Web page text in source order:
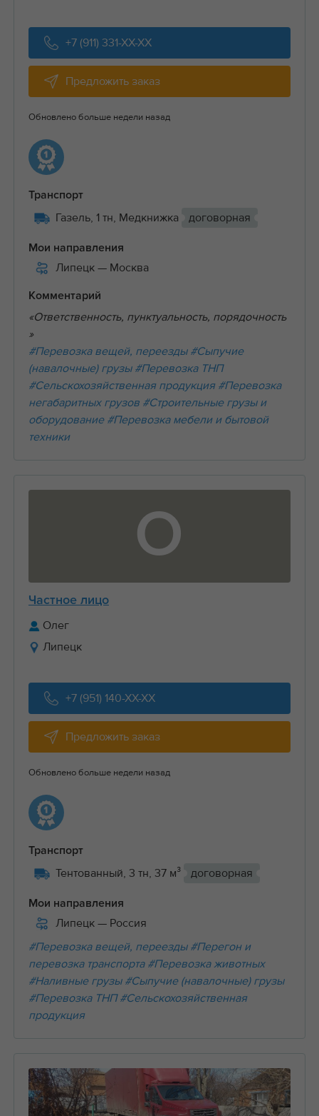
+7 (911) 331-XX-XX
Предложить заказ
Обновлено больше недели назад
Транспорт
Газель, 1 тн, Медкнижка договорная
Мои направления
Липецк — Москва
Комментарий
«Ответственность, пунктуальность, порядочность
»
#Перевозка вещей, переезды #Сыпучие
(навалочные) грузы #Перевозка ТНП
#Сельскохозяйственная продукция #Перевозка
негабаритных грузов #Строительные грузы и
оборудование #Перевозка мебели и бытовой
техники
О
Частное лицо
Олег
Липецк
+7 (951) 140-XX-XX
Предложить заказ
Обновлено больше недели назад
Транспорт
Тентованный, 3 тн, 37 м³ договорная
Мои направления
Липецк — Россия
#Перевозка вещей, переезды #Перегон и
перевозка транспорта #Перевозка животных
#Наливные грузы #Сыпучие (навалочные) грузы
#Перевозка ТНП #Сельскохозяйственная
продукция